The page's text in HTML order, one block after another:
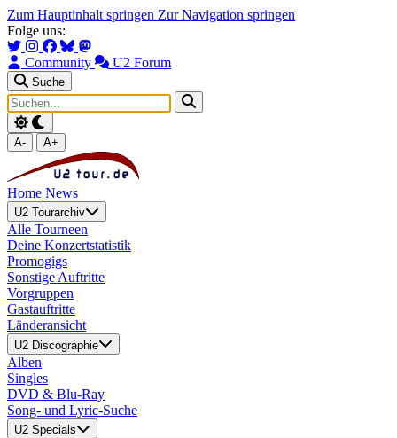
Zum Hauptinhalt springen Zur Navigation springen
Folge uns:
Community U2 Forum
Suche
A- A+
Home News
U2 Tourarchiv
Alle Tourneen
Deine Konzertstatistik
Promogigs
Sonstige Auftritte
Vorgruppen
Gastauftritte
Länderansicht
U2 Discographie
Alben
Singles
DVD & Blu-Ray
Song- und Lyric-Suche
U2 Specials